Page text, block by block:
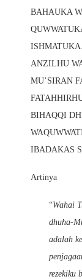
BAHAUKA
ANZILHU
MU’SIRAN
BIHAQQI
IBADAKAS
Artinya
“Wahai
dhuha-
adalah
rezekiku